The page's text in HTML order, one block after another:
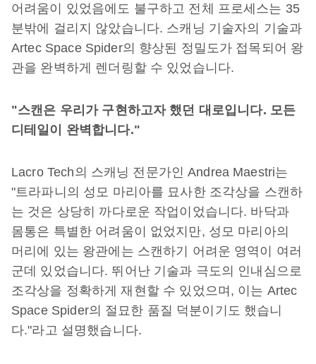
어려움이 있었음에도 불구하고 전체 프로세스는 35
분밖에 걸리지 않았습니다. 스캐닝 기술자의 기술과
Artec Space Spider의 향상된 정밀도가 접목되어 왕
관을 완벽하게 렌더링할 수 있었습니다.
"스캔은 우리가 구현하고자 했던 대로입니다. 모든
디테일이
완벽합니다."
Lacro Tech의 스캐닝 전문가인 Andrea Maestri는
"트라파니의 성모 마리아를 묘사한 조각상을 스캔하
는 것은 상당히 까다로운 작업이었습니다. 바닥과
몸통은 특별한 어려움이 없었지만, 성모 마리아의
머리에 있는 왕관에는 스캔하기 어려운 영역이 여러
군데 있었습니다. 뛰어난 기술과 극도의 인내심으로
조각상을 정확하게 재현할 수 있었으며, 이는 Artec
Space Spider의 절묘한 품질 덕분이기도 했습니
다."라고 설명했습니다.